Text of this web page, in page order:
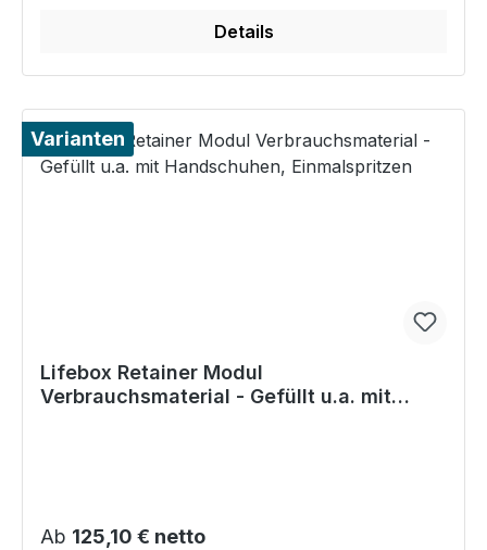
Details
Varianten
Lifebox Retainer Modul
Verbrauchsmaterial - Gefüllt u.a. mit
Regulärer Preis:
Ab 125,10 € netto